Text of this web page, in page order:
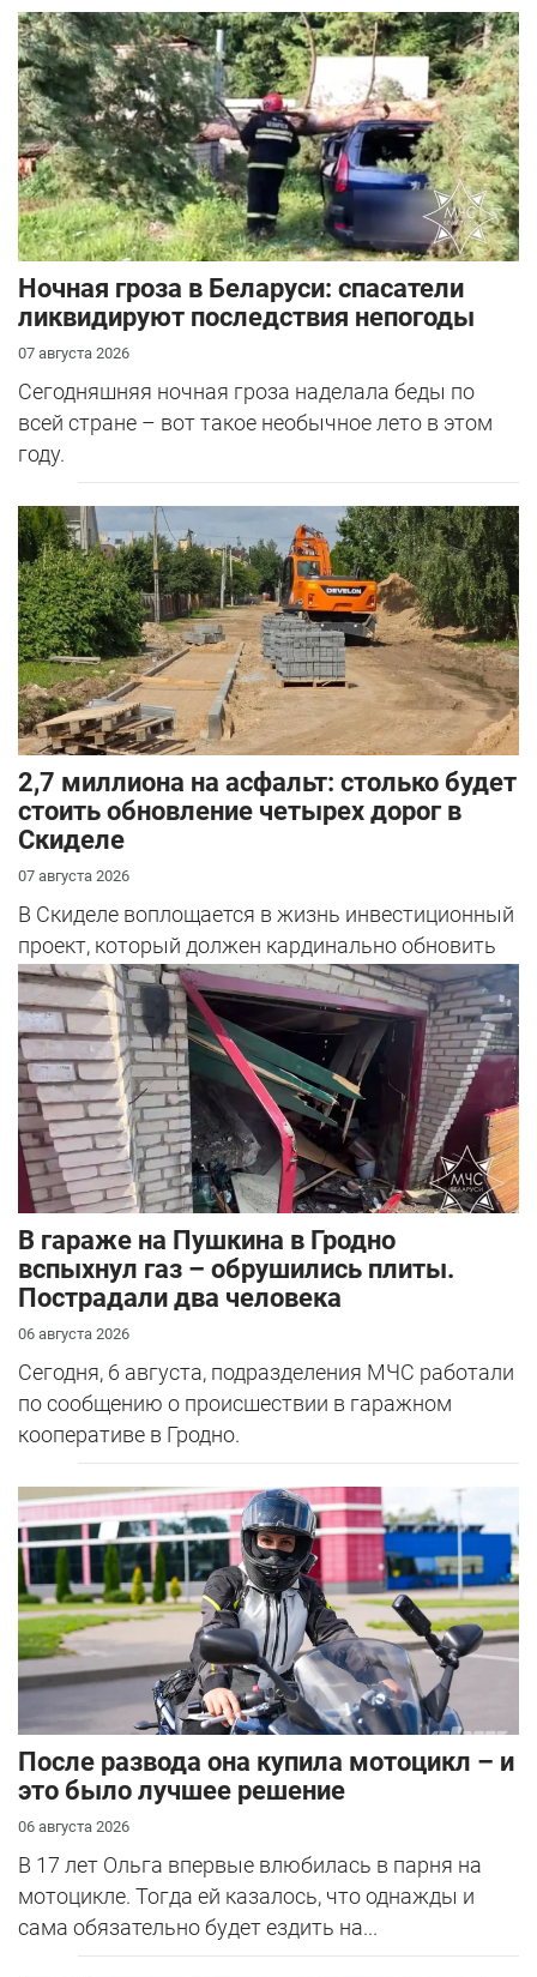
Ночная гроза в Беларуси: спасатели
ликвидируют последствия непогоды
07 августа 2026
Сегодняшняя ночная гроза наделала беды по
всей стране – вот такое необычное лето в этом
году.
2,7 миллиона на асфальт: столько будет
стоить обновление четырех дорог в
Скиделе
07 августа 2026
В Скиделе воплощается в жизнь инвестиционный
проект, который должен кардинально обновить
облик сразу четырех улиц: Богуш...
В гараже на Пушкина в Гродно
вспыхнул газ – обрушились плиты.
Пострадали два человека
06 августа 2026
Сегодня, 6 августа, подразделения МЧС работали
по сообщению о происшествии в гаражном
кооперативе в Гродно.
После развода она купила мотоцикл – и
это было лучшее решение
06 августа 2026
В 17 лет Ольга впервые влюбилась в парня на
мотоцикле. Тогда ей казалось, что однажды и
сама обязательно будет ездить на...